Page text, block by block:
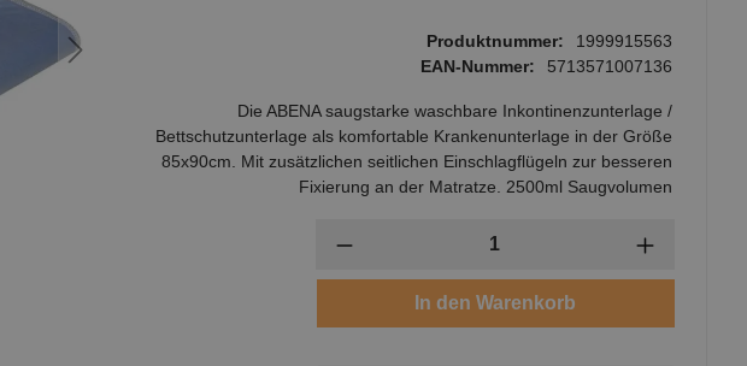
Produktnummer:
1999915563
EAN-Nummer:
5713571007136
Die ABENA saugstarke waschbare Inkontinenzunterlage /
Bettschutzunterlage als komfortable Krankenunterlage in der Größe
85x90cm. Mit zusätzlichen seitlichen Einschlagflügeln zur besseren
Fixierung an der Matratze. 2500ml Saugvolumen
In den Warenkorb